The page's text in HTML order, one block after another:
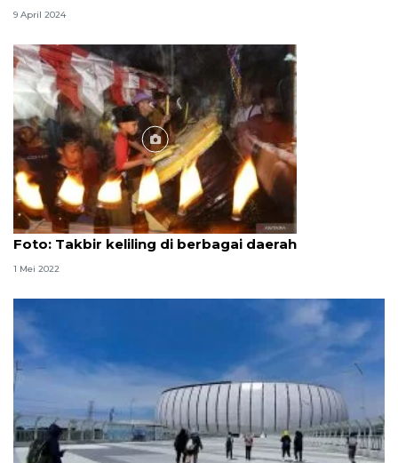
9 April 2024
Foto
Foto: Takbir keliling di berbagai daerah
1 Mei 2022